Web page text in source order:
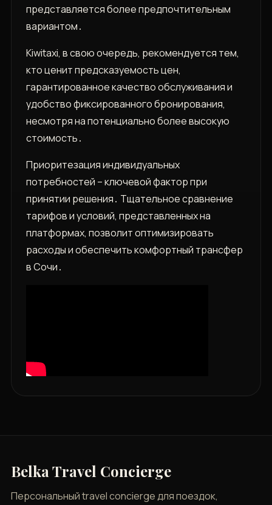
представляется более предпочтительным
вариантом․
Kiwitaxi, в свою очередь, рекомендуется тем,
кто ценит предсказуемость цен,
гарантированное качество обслуживания и
удобство фиксированного бронирования,
несмотря на потенциально более высокую
стоимость․
Приоритезация индивидуальных
потребностей – ключевой фактор при
принятии решения․ Тщательное сравнение
тарифов и условий, представленных на
платформах, позволит оптимизировать
расходы и обеспечить комфортный трансфер
в Сочи․
Belka Travel Concierge
Персональный travel concierge для поездок,